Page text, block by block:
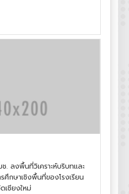
. ลงพื้นที่วิเคราะห์บริบทและ
ศึกษาเชิงพื้นที่ของโรงเรียน
เชียงใหม่